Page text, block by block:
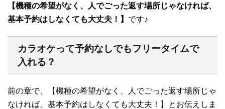
【機種の希望がなく、人でごった返す場所じゃなければ、
基本予約はしなくても大丈夫！】 です♪
カラオケって予約なしでもフリータイムで
入れる？
前の章で、【機種の希望がなく、人でごった返す場所じゃ
なければ、基本予約はしなくても大丈夫！】とお伝えしま